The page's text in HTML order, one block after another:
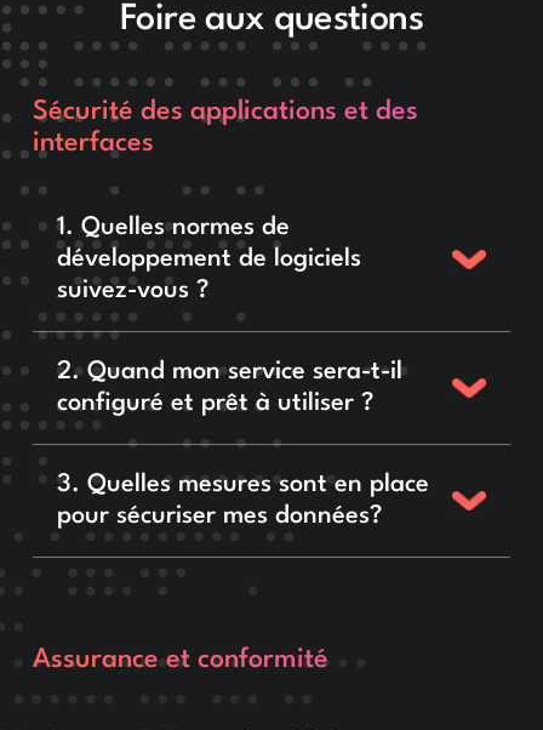
Foire aux questions
Sécurité des applications et des
interfaces
1. Quelles normes de
développement de logiciels
suivez-vous ?
2. Quand mon service sera-t-il
configuré et prêt à utiliser ?
3. Quelles mesures sont en place
pour sécuriser mes données?
Assurance et conformité